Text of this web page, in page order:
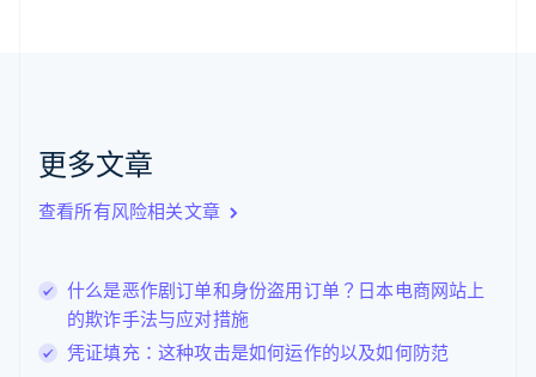
更多文章
查看所有风险相关文章
什么是恶作剧订单和身份盗用订单？日本电商网站上
的欺诈手法与应对措施
凭证填充：这种攻击是如何运作的以及如何防范
English
English
卢森堡
FrançaisDeutschEnglish
罗马尼亚
English